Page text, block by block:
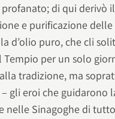
di qui derivò
e purificazione
d’olio puro, che cli
Tempio per un solo
tradizione, ma
– gli eroi che guidarono
nelle Sinagoghe di